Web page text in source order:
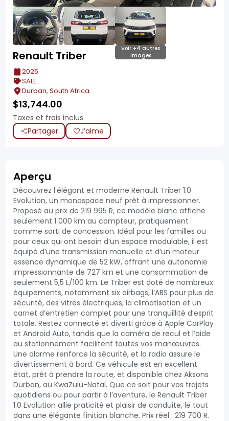
Voir +4 autres
images
Renault Triber
2025
SALE
Durban, South Africa
$13,744.00
Taxes et frais inclus
Partager
J’aime
Aperçu
Découvrez l’élégant et moderne Renault Triber 1.0
Evolution, un monospace neuf prêt à impressionner.
Proposé au prix de 219 995 R, ce modèle blanc affiche
seulement 1 000 km au compteur, pratiquement
comme sorti de concession. Idéal pour les familles ou
pour ceux qui ont besoin d’un espace modulable, il est
équipé d’une transmission manuelle et d’un moteur
essence dynamique de 52 kW, offrant une autonomie
impressionnante de 727 km et une consommation de
seulement 5,5 L/100 km. Le Triber est doté de nombreux
équipements, notamment six airbags, l’ABS pour plus de
sécurité, des vitres électriques, la climatisation et un
carnet d’entretien complet pour une tranquillité d’esprit
totale. Restez connecté et diverti grâce à Apple CarPlay
et Android Auto, tandis que la caméra de recul et l’aide
au stationnement facilitent toutes vos manœuvres.
Une alarme renforce la sécurité, et la radio assure le
divertissement à bord. Ce véhicule est en excellent
état, prêt à prendre la route, et disponible chez Aksons
Durban, au KwaZulu-Natal. Que ce soit pour vos trajets
quotidiens ou pour partir à l’aventure, le Renault Triber
1.0 Evolution allie praticité et plaisir de conduite, le tout
dans une élégante finition blanche. Prix réel : 219 700 R.